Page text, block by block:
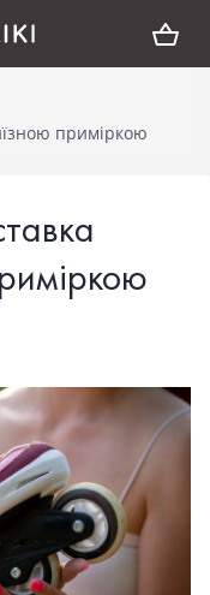
приміркою